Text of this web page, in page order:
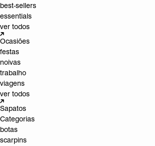
best-sellers
essentials
ver todos
Ocasiões
festas
noivas
trabalho
viagens
ver todos
Sapatos
Categorias
botas
scarpins